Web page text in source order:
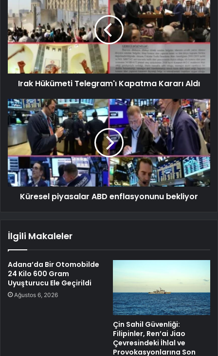
Irak Hükümeti Telegram'ı Kapatma Kararı Aldı
Küresel piyasalar ABD enflasyonunu bekliyor
İlgili Makaleler
Adana’da Bir Otomobilde
24 Kilo 600 Gram
Uyuşturucu Ele Geçirildi
Ağustos 6, 2026
Çin Sahil Güvenliği:
Filipinler, Ren’ai Jiao
Çevresindeki İhlal ve
Provokasyonlarına Son